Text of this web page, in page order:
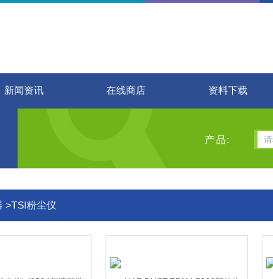
新闻资讯 在线商店 资料下载
产品:
>TSI粉尘仪